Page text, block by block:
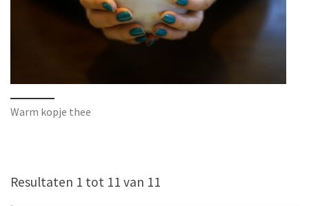
Warm kopje thee
Resultaten 1 tot 11 van 11